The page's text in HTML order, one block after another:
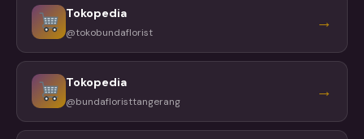
Tokopedia
@tokobundaflorist →
Tokopedia
@bundafloristtangerang →